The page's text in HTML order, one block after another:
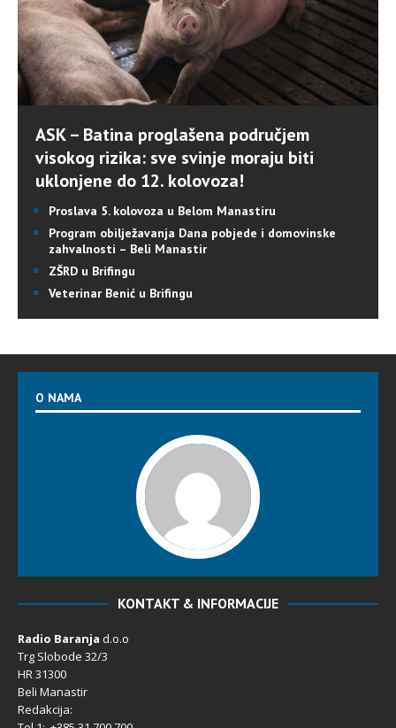
ASK – Batina proglašena područjem
visokog rizika: sve svinje moraju biti
uklonjene do 12. kolovoza!
Proslava 5. kolovoza u Belom Manastiru
Program obilježavanja Dana pobjede i domovinske
zahvalnosti – Beli Manastir
ZŠRD u Brifingu
Veterinar Benić u Brifingu
O NAMA
KONTAKT & INFORMACIJE
Radio Baranja d.o.o
Trg Slobode 32/3
HR 31300
Beli Manastir
Redakcija: